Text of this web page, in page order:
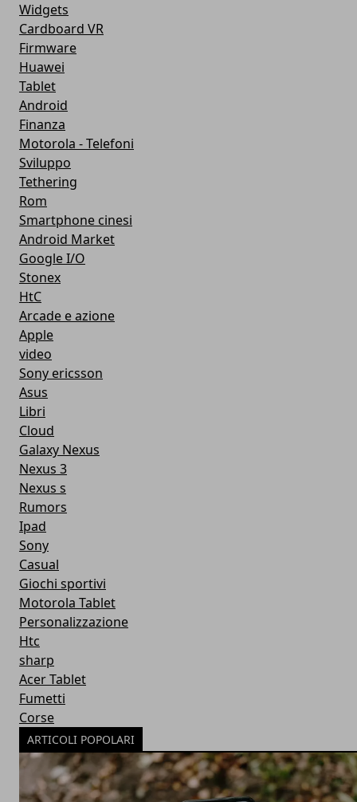
Widgets
Cardboard VR
Firmware
Huawei
Tablet
Android
Finanza
Motorola - Telefoni
Sviluppo
Tethering
Rom
Smartphone cinesi
Android Market
Google I/O
Stonex
HtC
Arcade e azione
Apple
video
Sony ericsson
Asus
Libri
Cloud
Galaxy Nexus
Nexus 3
Nexus s
Rumors
Ipad
Sony
Casual
Giochi sportivi
Motorola Tablet
Personalizzazione
Htc
sharp
Acer Tablet
Fumetti
Corse
ARTICOLI POPOLARI